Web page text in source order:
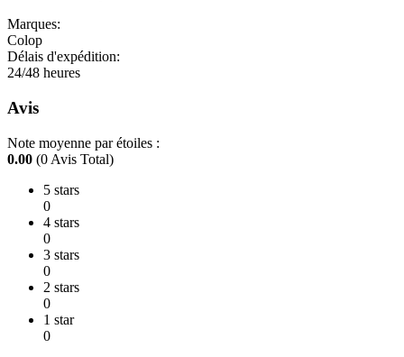
Marques:
Colop
Délais d'expédition:
24/48 heures
Avis
Note moyenne par étoiles :
0.00 (0 Avis Total)
5 stars
0
4 stars
0
3 stars
0
2 stars
0
1 star
0